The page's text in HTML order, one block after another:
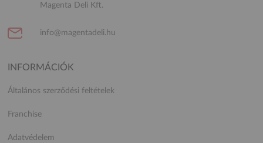
Magenta Deli Kft.
info@magentadeli.hu
INFORMÁCIÓK
Általános szerződési feltételek
Franchise
Adatvédelem